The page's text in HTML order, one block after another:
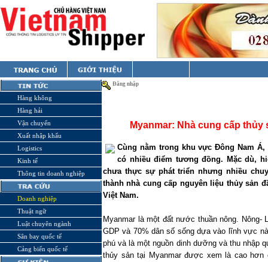
Hàng không
Hàng hải
Vận chuyển
Xuất nhập khẩu
Logistics
Kinh tế
Thông tin doanh nghiệp
Doanh nghiệp
Thuật ngữ
Luật chuyên ngành
Sân bay quốc tế
Cảng biển quốc tế
Đăng nhập
Myanmar: Nhà cung cấp
Cùng nằm trong khu vực Đông Nam
có nhiều điểm tương đồng. Mặc dù,
chưa thực sự phát triển nhưng nhiều
thành nhà cung cấp nguyên liệu thủy sản
Việt Nam.
Myanmarlà một đất nước thuần nông. Nông-
GDP và 70% dân số sống dựa vào lĩnh vực
phú và là một nguồn dinh dưỡng và thu nhập
thủy sản tại Myanmarđược xem là cao hơn